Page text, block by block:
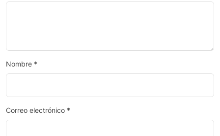
Nombre *
Correo electrónico *